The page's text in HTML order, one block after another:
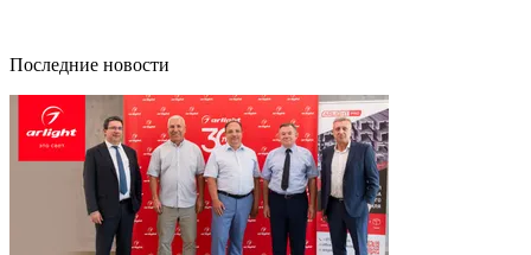
Последние новости